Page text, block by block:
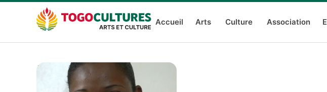
Accueil Arts Culture Association